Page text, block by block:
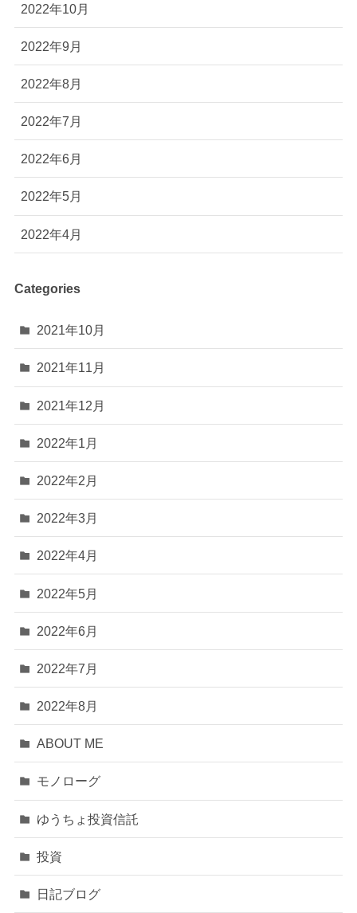
2022年10月
2022年9月
2022年8月
2022年7月
2022年6月
2022年5月
2022年4月
Categories
2021年10月
2021年11月
2021年12月
2022年1月
2022年2月
2022年3月
2022年4月
2022年5月
2022年6月
2022年7月
2022年8月
ABOUT ME
モノローグ
ゆうちょ投資信託
投資
日記ブログ